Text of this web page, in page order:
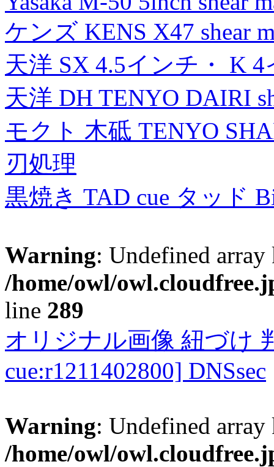
ケンズ KENS X47 shear
天洋 SX 4.5インチ・ K
天洋 DH TENYO DAIRI
モクト 木砥 TENYO
刃処理
黒焼き TAD cue タッド
Warning: Undefined
/home/owl/
line 289
オリジナル画像 紐づけ
cue:r1211402800] DNSsec
Warning: Undefined
/home/owl/